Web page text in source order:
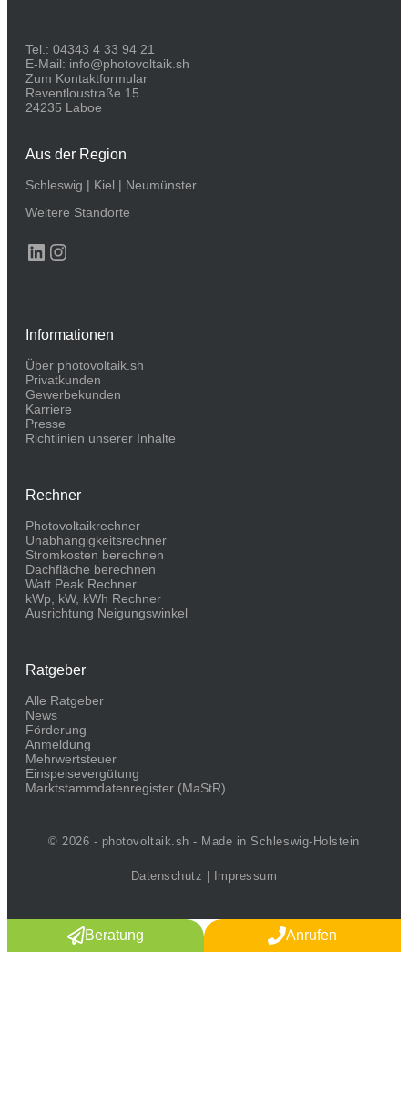
Tel.: 04343 4 33 94 21
E-Mail: info@photovoltaik.sh
Zum Kontaktformular
Reventloustraße 15
24235 Laboe
Aus der Region
Schleswig | Kiel | Neumünster
Weitere Standorte
LinkedIn
Instagram
Informationen
Über photovoltaik.sh
Privatkunden
Gewerbekunden
Karriere
Presse
Richtlinien unserer Inhalte
Rechner
Photovoltaikrechner
Unabhängigkeitsrechner
Stromkosten berechnen
Dachfläche berechnen
Watt Peak Rechner
kWp, kW, kWh Rechner
Ausrichtung Neigungswinkel
Ratgeber
Alle Ratgeber
News
Förderung
Anmeldung
Mehrwertsteuer
Einspeisevergütung
Marktstammdaten­register (MaStR)
© 2026 - photovoltaik.sh - Made in Schleswig-Holstein
Datenschutz Impressum
Beratung Anrufen